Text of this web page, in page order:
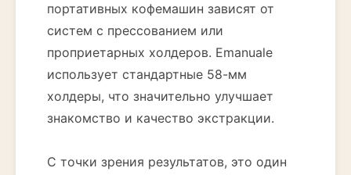
портативных кофемашин зависят от
систем с прессованием или
проприетарных холдеров. Emanuale
использует стандартные 58-мм
холдеры, что значительно улучшает
знакомство и качество экстракции.
С точки зрения результатов, это один